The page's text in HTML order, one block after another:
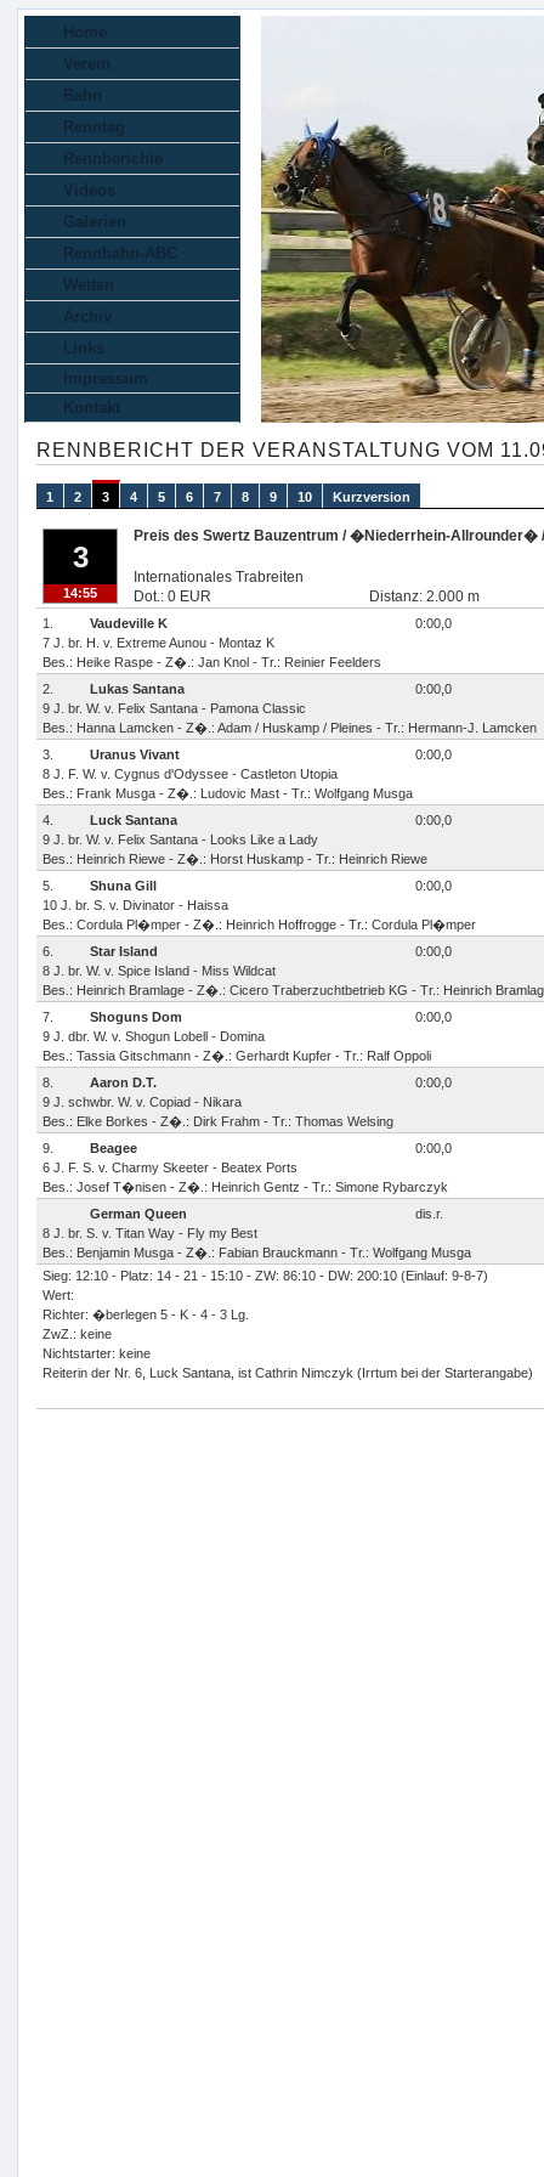
Home
Verein
Bahn
Renntag
Rennberichte
Videos
Galerien
Rennbahn-ABC
Wetten
Archiv
Links
Impressum
Kontakt
RENNBERICHT DER VERANSTALTUNG VOM
1 2 3 4 5 6 7 8 9 10 Kurzversion
3
14:55
Preis des Swertz Bauzentrum / �Niederrhein-Allrounder� /
Internationales Trabreiten
Dot.: 0 EUR
Distanz: 2.000 m
1. Vaudeville K
0:00,0
7 J. br. H. v. Extreme Aunou - Montaz K
Bes.: Heike Raspe - Z�.: Jan Knol - Tr.: Reinier Feelders
2.
Lukas Santana
0:00,0
9 J. br. W. v. Felix Santana - Pamona Classic
Bes.: Hanna Lamcken - Z�.: Adam / Huskamp / Pleines - Tr.: Hermann-J. Lamcken
3.
Uranus Vivant
0:00,0
8 J. F. W. v. Cygnus d'Odyssee - Castleton Utopia
Bes.: Frank Musga - Z�.: Ludovic Mast - Tr.: Wolfgang Musga
4.
Luck Santana
0:00,0
9 J. br. W. v. Felix Santana - Looks Like a Lady
Bes.: Heinrich Riewe - Z�.: Horst Huskamp - Tr.: Heinrich Riewe
5.
Shuna Gill
0:00,0
10 J. br. S. v. Divinator - Haissa
Bes.: Cordula Pl�mper - Z�.: Heinrich Hoffrogge - Tr.: Cordula Pl�mper
6.
Star Island
0:00,0
8 J. br. W. v. Spice Island - Miss Wildcat
Bes.: Heinrich Bramlage - Z�.: Cicero Traberzuchtbetrieb KG - Tr.: Heinrich
7.
Shoguns Dom
0:00,0
9 J. dbr. W. v. Shogun Lobell - Domina
Bes.: Tassia Gitschmann - Z�.: Gerhardt Kupfer - Tr.: Ralf Oppoli
8.
Aaron D.T.
0:00,0
9 J. schwbr. W. v. Copiad - Nikara
Bes.: Elke Borkes - Z�.: Dirk Frahm - Tr.: Thomas Welsing
9.
Beagee
0:00,0
6 J. F. S. v. Charmy Skeeter - Beatex Ports
Bes.: Josef T�nisen - Z�.: Heinrich Gentz - Tr.: Simone Rybarczyk
German Queen
dis.r.
8 J. br. S. v. Titan Way - Fly my Best
Bes.: Benjamin Musga - Z�.: Fabian Brauckmann - Tr.: Wolfgang Musga
Sieg: 12:10 - Platz: 14 - 21 - 15:10 - ZW: 86:10 - DW: 200:10 (Einlauf: 9-8-7)
Wert:
Richter: �berlegen 5 - K - 4 - 3 Lg.
ZwZ.: keine
Nichtstarter: keine
Reiterin der Nr. 6, Luck Santana, ist Cathrin Nimczyk (Irrtum bei der Starterangabe)